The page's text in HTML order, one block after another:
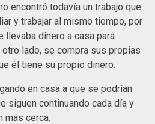
encontró todavía un trabajo que
y trabajar al mismo tiempo, por
llevaba dinero a casa para
lado, se compra sus propias
él tiene su propio dinero.
en casa a que se podrían
siguen continuando cada día y
más cerca.